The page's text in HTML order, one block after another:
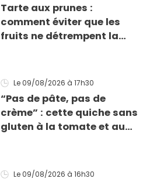
Tarte aux prunes :
comment éviter que les
fruits ne détrempent la
Le 09/08/2026 à 17h30
“Pas de pâte, pas de
crème” : cette quiche sans
gluten à la tomate et au
Le 09/08/2026 à 16h30